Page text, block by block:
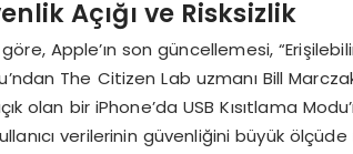
Açığı ve Risksizlik
Apple’ın son güncellemesi,
The Citizen Lab uzmanı Bill
olan bir iPhone’da USB Kısıtlama
verilerinin güvenliğini büyük ölçüde